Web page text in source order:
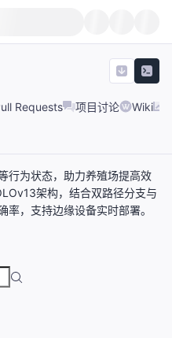
Requests 项目讨论 Wiki
行为状态，助力养殖场提高效
架构，结合双路径分支与
，支持边缘设备实时部署。